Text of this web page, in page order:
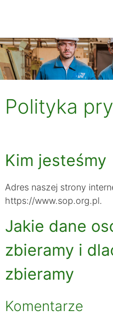
Polityka
Kim jesteśmy
Adres naszej strony
https://www.sop.org.pl.
Jakie dane
zbieramy i
zbieramy
Komentarze